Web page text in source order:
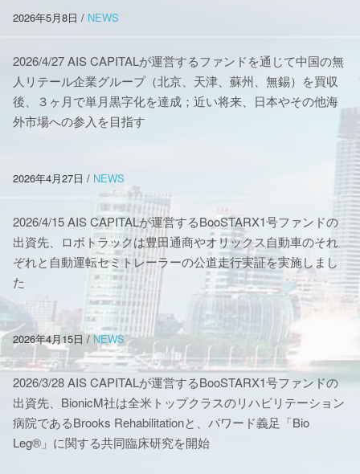
2026年5月8日 / NEWS
2026/4/27 AIS CAPITALが運営するファンドを通じて中国の無
人リテール企業グループ（北京、天津、蘇州、無錫）を買収
後、３ヶ月で単月黒字化を達成；近い将来、日本やその他海
外市場への参入を目指す
2026年4月27日 / NEWS
2026/4/15 AIS CAPITALが運営するBooSTARX1号ファンドの
出資先、ロボトラックは豊田通商やオリックス自動車のそれ
ぞれと自動運転セミトレーラーの公道走行実証を実施しまし
た
2026年4月15日/NEWS
2026/3/28 AIS CAPITALが運営するBooSTARX1号ファンドの
出資先、BionicM社は全米トップクラスのリハビリテーション
病院であるBrooks Rehabilitationと、パワード義足「Bio
Leg®」に関する共同臨床研究を開始